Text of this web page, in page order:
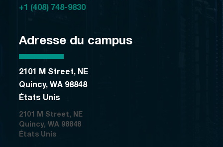
+1 (408) 748-9830
Adresse du campus
2101 M Street, NE
Quincy, WA 98848
États Unis
2101 M Street, NE
Quincy, WA 98848
États Unis